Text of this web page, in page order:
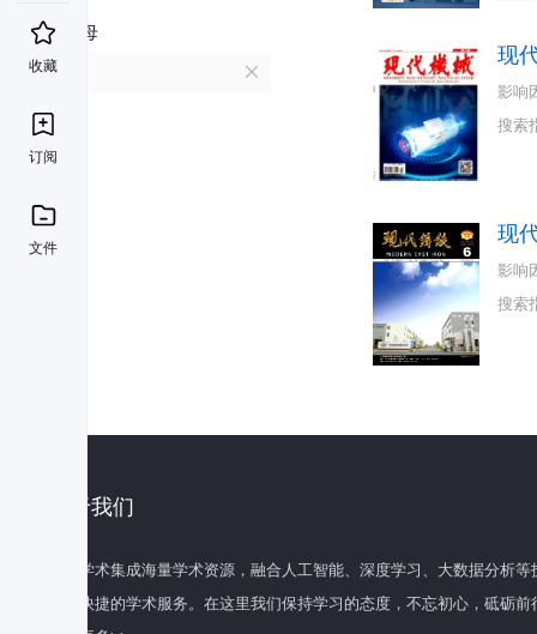
收藏
订阅
文件
首字母
X
现
影响
搜索
现
影响
搜索
关于我们
百度学术集成海量学术资源，融合人工智能、深度学习、大数据分析
全面快捷的学术服务。在这里我们保持学习的态度，不忘初心，砥砺前